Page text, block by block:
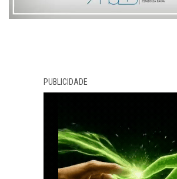
PUBLICIDADE